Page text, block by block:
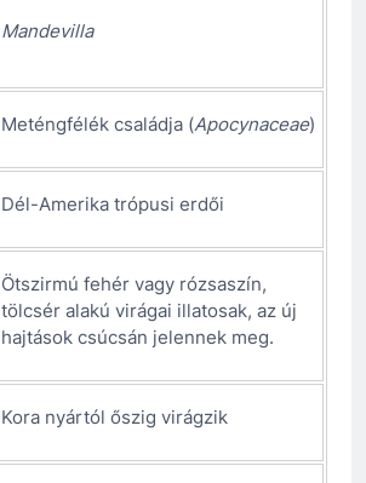
Mandevilla
Meténgfélék családja (Apocynaceae)
Dél-Amerika trópusi erdői
Ötszirmú fehér vagy rózsaszín,
tölcsér alakú virágai illatosak, az új
hajtások csúcsán jelennek meg.
Kora nyártól őszig virágzik